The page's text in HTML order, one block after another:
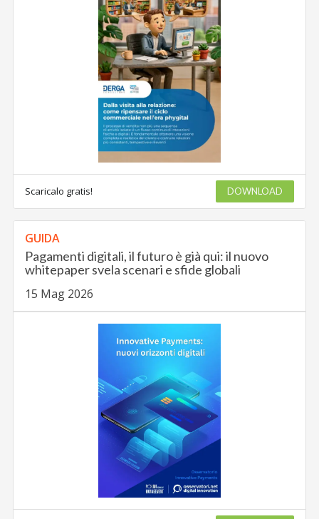
Scaricalo gratis! DOWNLOAD
GUIDA
Pagamenti digitali, il futuro è già qui: il nuovo
whitepaper svela scenari e sfide globali
15 Mag 2026